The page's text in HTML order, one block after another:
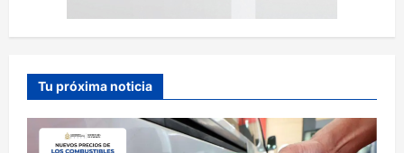
Tu próxima noticia